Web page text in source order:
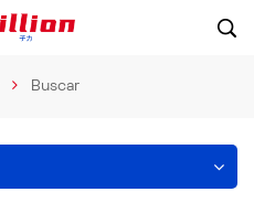
Buscar